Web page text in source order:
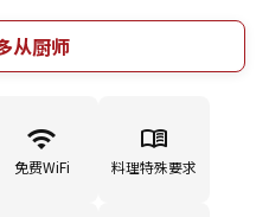
尾酒，从调製过程到外观及味道
酒瓶的店里会举办华丽的花式调
从厨师
免费WiFi 料理特殊要求